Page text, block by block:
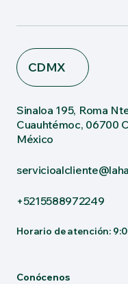
CDMX
Sinaloa 195, Roma
Cuauhtémoc, 06700
México
+5215588972249
Horario de atención:
Conócenos